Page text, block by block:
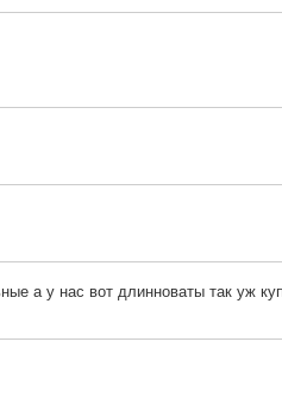
а у нас вот длинноваты так уж